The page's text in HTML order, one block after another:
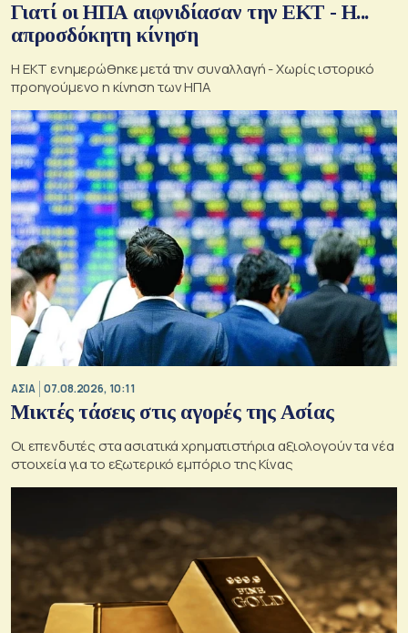
Γιατί οι ΗΠΑ αιφνιδίασαν την ΕΚΤ - Η...
απροσδόκητη κίνηση
Η ΕΚΤ ενημερώθηκε μετά την συναλλαγή - Χωρίς ιστορικό
προηγούμενο η κίνηση των ΗΠΑ
ΑΣΙΑ 07.08.2026, 10:11
Μικτές τάσεις στις αγορές της Ασίας
Οι επενδυτές στα ασιατικά χρηματιστήρια αξιολογούν τα νέα
στοιχεία για το εξωτερικό εμπόριο της Κίνας